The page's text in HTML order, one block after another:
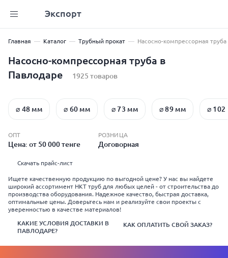
Экспорт
Главная Каталог Трубный прокат Насосно-компрессорная труба
Насосно-компрессорная труба в
Павлодаре
1925 товаров
⌀ 48 мм ⌀ 60 мм ⌀ 73 мм ⌀ 89 мм ⌀
ОПТ
Цена: от 50 000 тенге
РОЗНИЦА
Договорная
Скачать прайс-лист
Ищете качественную продукцию по выгодной цене? У нас вы найдете
широкий ассортимент НКТ труб для любых целей - от строительства до
производства оборудования. Надежное качество, быстрая доставка,
оптимальные цены. Доверьтесь нам и реализуйте свои проекты с
уверенностью в качестве материалов!
КАКИЕ УСЛОВИЯ ДОСТАВКИ В
ПАВЛОДАРЕ?
КАК ОПЛАТИТЬ СВОЙ ЗАКАЗ?